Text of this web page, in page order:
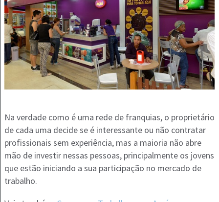
Na verdade como é uma rede de franquias, o proprietário
de cada uma decide se é interessante ou não contratar
profissionais sem experiência, mas a maioria não abre
mão de investir nessas pessoas, principalmente os jovens
que estão iniciando a sua participação no mercado de
trabalho.